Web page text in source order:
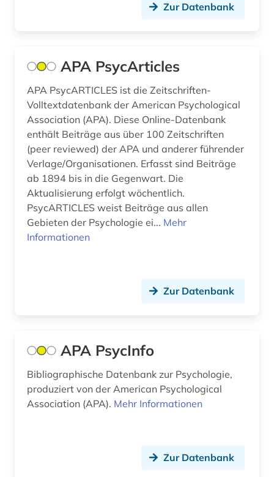
fallstudiensammlung (1)
familienrecht (1)
feminismus (2)
fernstudium (1)
fernunterricht (1)
fid erziehungswissenschaft und
bildungsforschung (1)
finance (1)
finanzwissenschaft (1)
flüchtling (1)
Zur Datenbank
APA PsycArticles
APA PsycARTICLES ist die Zeitschriften-
Volltextdatenbank der American Psychological
Association (APA). Diese Online-Datenbank
enthält Beiträge aus über 100 Zeitschriften
(peer reviewed) der APA und anderer führender
Verlage/Organisationen. Erfasst sind Beiträge
ab 1894 bis in die Gegenwart. Die
Aktualisierung erfolgt wöchentlich.
PsycARTICLES weist Beiträge aus allen
Gebieten der Psychologie ei... Mehr
Informationen
Zur Datenbank
APA PsycInfo
Bibliographische Datenbank zur Psychologie,
produziert von der American Psychological
Association (APA). Mehr Informationen
Zur Datenbank